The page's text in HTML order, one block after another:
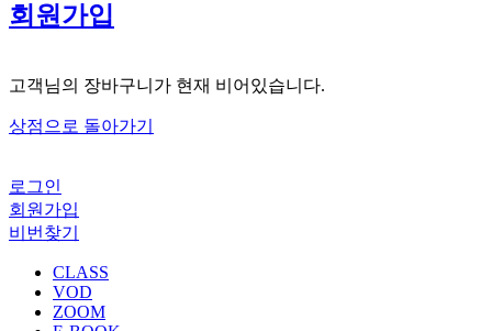
회원가입
고객님의 장바구니가 현재 비어있습니다.
상점으로 돌아가기
로그인
회원가입
비번찾기
CLASS
VOD
ZOOM